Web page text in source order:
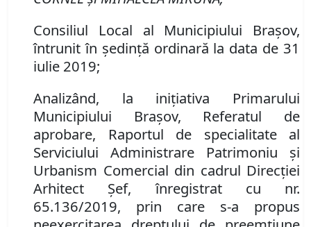
Consiliul Local al Municipiului Brașov,
întrunit în ședință ordinară la data de 31
iulie 2019;
Analizând, la iniţiativa Primarului
Municipiului Braşov, Referatul de
aprobare, Raportul de specialitate al
Serviciului Administrare Patrimoniu şi
Urbanism Comercial din cadrul Direcţiei
Arhitect Şef, înregistrat cu nr.
65.136/2019, prin care s-a propus